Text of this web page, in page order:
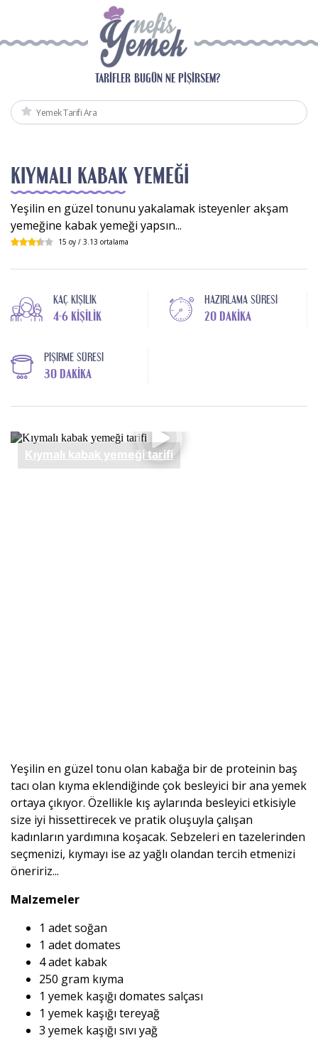
TARIFLER BUGÜN NE PIŞIRSEM?
KIYMALI KABAK YEMEĞI
Yeşilin en güzel tonunu yakalamak isteyenler akşam
yemeğine kabak yemeği yapsın...
15 oy / 3.13 ortalama
KAÇ KIŞILIK
4-6 KIŞILIK
HAZIRLAMA SÜRESI
20 DAKIKA
PIŞIRME SÜRESI
30 DAKIKA
Yeşilin en güzel tonu olan kabağa bir de proteinin baş
tacı olan kıyma eklendiğinde çok besleyici bir ana yemek
ortaya çıkıyor. Özellikle kış aylarında besleyici etkisiyle
size iyi hissettirecek ve pratik oluşuyla çalışan
kadınların yardımına koşacak. Sebzeleri en tazelerinden
seçmenizi, kıymayı ise az yağlı olandan tercih etmenizi
öneririz...
Malzemeler
1 adet soğan
1 adet domates
4 adet kabak
250 gram kıyma
1 yemek kaşığı domates salçası
1 yemek kaşığı tereyağ
3 yemek kaşığı sıvı yağ